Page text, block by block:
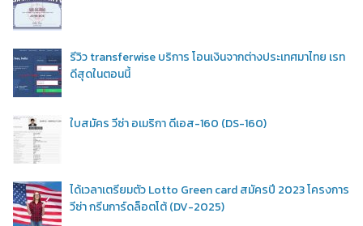
รีวิว transferwise บริการ โอนเงินจากต่างประเทศมาไทย เรท
ดีสุดในตอนนี้
ใบสมัคร วีซ่า อเมริกา ดีเอส-160 (DS-160)
ได้เวลาเตรียมตัว Lotto Green card สมัครปี 2023 โครงการ
วีซ่า กรีนการ์ดล็อตโต้ (DV-2025)